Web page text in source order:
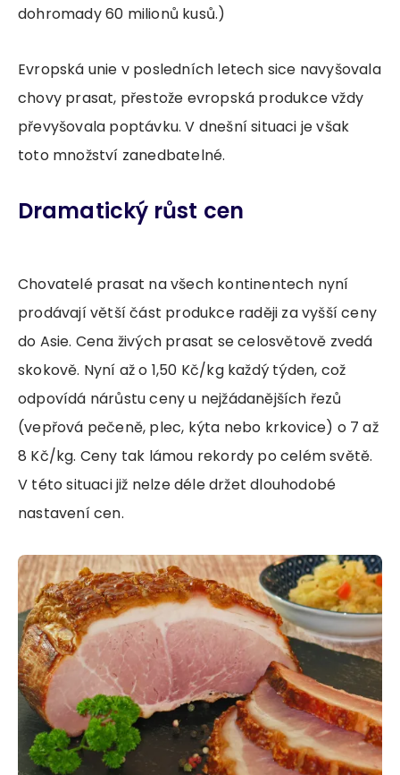
dohromady 60 milionů kusů.)
Evropská unie v posledních letech sice navyšovala
chovy prasat, přestože evropská produkce vždy
převyšovala poptávku. V dnešní situaci je však
toto množství zanedbatelné.
Dramatický růst cen
Chovatelé prasat na všech kontinentech nyní
prodávají větší část produkce raději za vyšší ceny
do Asie. Cena živých prasat se celosvětově zvedá
skokově. Nyní až o 1,50 Kč/kg každý týden, což
odpovídá nárůstu ceny u nejžádanějších řezů
(vepřová pečeně, plec, kýta nebo krkovice) o 7 až
8 Kč/kg. Ceny tak lámou rekordy po celém světě.
V této situaci již nelze déle držet dlouhodobé
nastavení cen.